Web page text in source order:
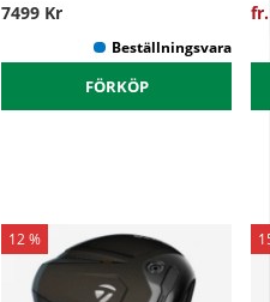
7499 Kr
FÖRKÖP
12 %